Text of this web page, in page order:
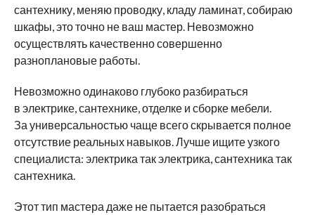
сантехнику, меняю проводку, кладу ламинат, собираю
шкафы, это точно не ваш мастер. Невозможно
осуществлять качественно совершенно
разноплановые работы.
Невозможно одинаково глубоко разбираться
в электрике, сантехнике, отделке и сборке мебели.
За универсальностью чаще всего скрывается полное
отсутствие реальных навыков. Лучше ищите узкого
специалиста: электрика так электрика, сантехника так
сантехника.
Этот тип мастера даже не пытается разобраться